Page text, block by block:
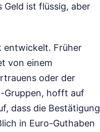
ist flüssig, aber
entwickelt. Früher
von einem
oder der
Gruppen, hofft auf
dass die Bestätigung
in Euro-Guthaben